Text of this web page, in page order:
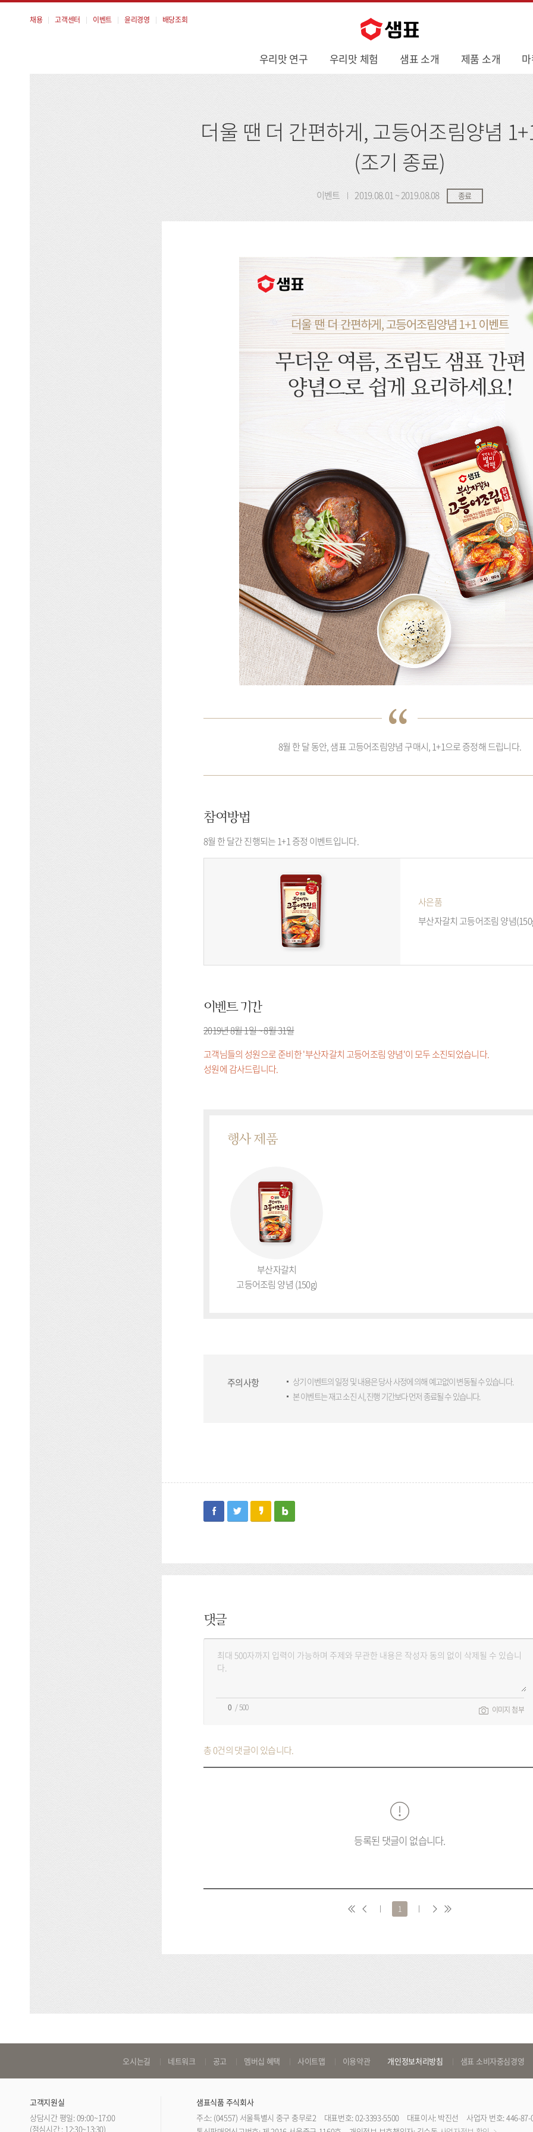
뉴
우리맛 연구 우리맛 체험 샘표 소개 제품 소개
채용 고객센터 이벤트 윤리경영 배당조회
더울 땐 더 간편하게, 고등어조림양념
(조기 종료)
이벤트 2019.08.01 ~ 2019.08.08 종료
8월 한 달 동안, 샘표 고등어조림양념 구매시, 1+1으로 증정해 드립니다.
참여방법
8월 한 달간 진행되는 1+1 증정 이벤트입니다.
사은품
부산자갈치 고등어조림 양념
이벤트 기간
2019년 8월 1일 ~ 8월 31일
고객님들의 성원으로 준비한 '부산자갈치 고등어조림 양념'이 모두 소진되었습니다.
성원에 감사드립니다.
행사 제품
부산자갈치
고등어조림 양념 (150g)
주의사항
상기 이벤트의 일정 및 내용은 당사 사정에 의해 예고없이 변동될 수 있습니다.
본 이벤트는 재고 소진 시, 진행 기간보다 먼저 종료될 수 있습니다.
facebooktwitterkakaostory
blog
댓글
/ 500 이미지 첨부
총 0건의 댓글이 있습니다.
등록된 댓글이 없습니다.
1 다
음
로
기
오시는길 네트워크 공고 멤버십 혜택 사이트맵 이용약관 개인정보처리방침 샘표 소비자중심경영
고객지원실
상담시간 평일: 09:00~17:00
(점심시간 : 12:30~13:30)
샘표식품 주식회사
주소: (04557) 서울특별시 중구 충무로2
대표번호: 02-3393-5500 대표이사: 박진선
사업자 번호: 446-